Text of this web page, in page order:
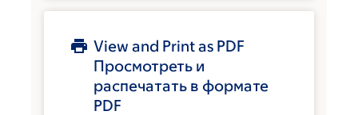
View and Print as PDF
Просмотреть и
распечатать в формате
PDF